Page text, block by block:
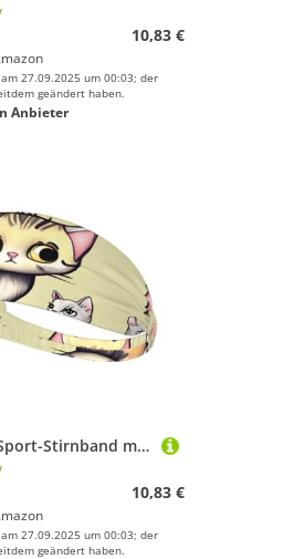
10,83 €
27.09.2025 um 00:03; der
geändert haben.
Anbieter
Elastisches Sport-Stirnband mit Katze und Schmetterling, weich, hautfreundlich, schweißabsorbierend, atmungsaktiv für eine Vielzahl von Outdoor-Sportarten
10,83 €
27.09.2025 um 00:03; der
geändert haben.